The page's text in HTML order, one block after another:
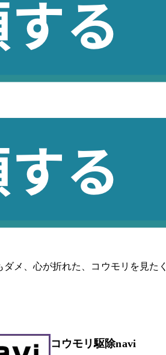
メ、心が折れた、コウモリを見
コウモリ駆除navi